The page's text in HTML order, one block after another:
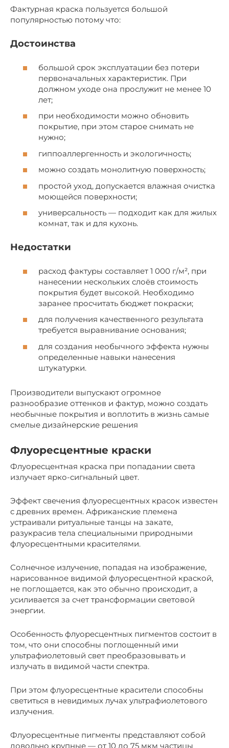
Фактурная краска пользуется большой
популярностью потому что:
Достоинства
большой срок эксплуатации без потери
первоначальных характеристик. При
должном уходе она прослужит не менее 10
лет;
при необходимости можно обновить
покрытие, при этом старое снимать не
нужно;
гиппоаллергенность и экологичность;
можно создать монолитную поверхность;
простой уход, допускается влажная очистка
моющейся поверхности;
универсальность — подходит как для жилых
комнат, так и для кухонь.
Недостатки
расход фактуры составляет 1 000 г/м², при
нанесении нескольких слоёв стоимость
покрытия будет высокой. Необходимо
заранее просчитать бюджет покраски;
для получения качественного результата
требуется выравнивание основания;
для создания необычного эффекта нужны
определенные навыки нанесения
штукатурки.
Производители выпускают огромное
разнообразие оттенков и фактур, можно создать
необычные покрытия и воплотить в жизнь самые
смелые дизайнерские решения
Флуоресцентные краски
Флуоресцентная краска при попадании света
излучает ярко-сигнальный цвет.
Эффект свечения флуоресцентных красок известен
с древних времен. Африканские племена
устраивали ритуальные танцы на закате,
разукрасив тела специальными природными
флуоресцентными красителями.
Солнечное излучение, попадая на изображение,
нарисованное видимой флуоресцентной краской,
не поглощается, как это обычно происходит, а
усиливается за счет трансформации световой
энергии.
Особенность флуоресцентных пигментов состоит в
том, что они способны поглощенный ими
ультрафиолетовый свет преобразовывать и
излучать в видимой части спектра.
При этом флуоресцентные красители способны
светиться в невидимых лучах ультрафиолетового
излучения.
Флуоресцентные пигменты представляют собой
довольно крупные — от 10 до 75 мкм частицы